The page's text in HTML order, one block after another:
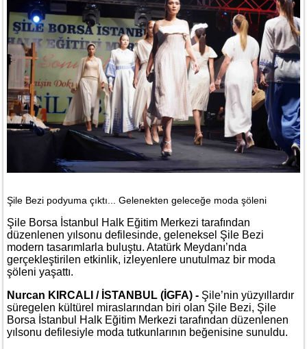
Şile Bezi podyuma çıktı... Gelenekten geleceğe moda şöleni
Şile Borsa İstanbul Halk Eğitim Merkezi tarafından
düzenlenen yılsonu defilesinde, geleneksel Şile Bezi
modern tasarımlarla buluştu. Atatürk Meydanı’nda
gerçekleştirilen etkinlik, izleyenlere unutulmaz bir moda
şöleni yaşattı.
Nurcan KIRCALI / İSTANBUL (İGFA) - Şile’nin yüzyıllardır
süregelen kültürel miraslarından biri olan Şile Bezi, Şile
Borsa İstanbul Halk Eğitim Merkezi tarafından düzenlenen
yılsonu defilesiyle moda tutkunlarının beğenisine sunuldu.